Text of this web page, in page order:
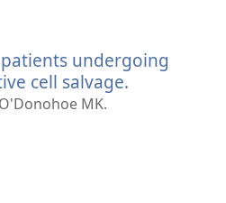
undergoing
cell salvage.
MK.